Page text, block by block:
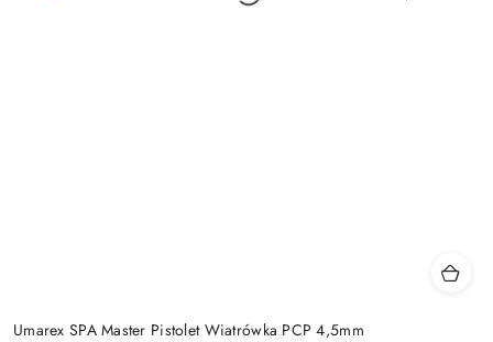
Umarex SPA Master Pistolet Wiatrówka PCP 4,5mm